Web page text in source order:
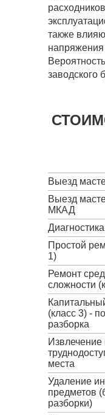
также
заводского
Выезд
Выезд
МКАД
Диагностика
Простой
1)
Ремонт
сложности
(класс 3) -
разборка
Извлечение
места
Удаление
предметов
разборки)